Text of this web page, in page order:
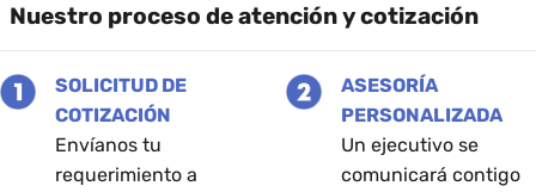
y
seguridad
Nuestro proceso de atención y cotización
SOLICITUD DE
COTIZACIÓN
Envíanos tu
requerimiento a
ASESORÍA
PERSONALIZADA
Un ejecutivo se
comunicará contigo